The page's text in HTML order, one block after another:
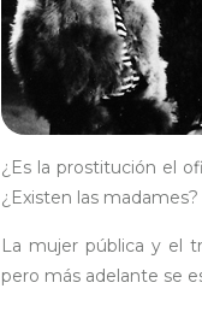
¿Es la prostitución el
¿Existen las madames?
La mujer pública y el
pero más adelante se